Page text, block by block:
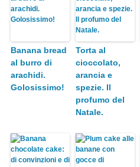
Banana bread
al burro di
arachidi.
Golosissimo!
Torta al
cioccolato,
arancia e
spezie. Il
profumo del
Natale.